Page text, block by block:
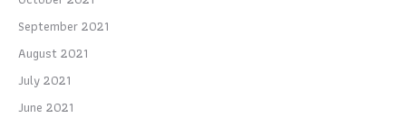
September 2021
August 2021
July 2021
June 2021